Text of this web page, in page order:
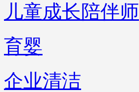
儿童成长陪伴师
育婴
企业清洁